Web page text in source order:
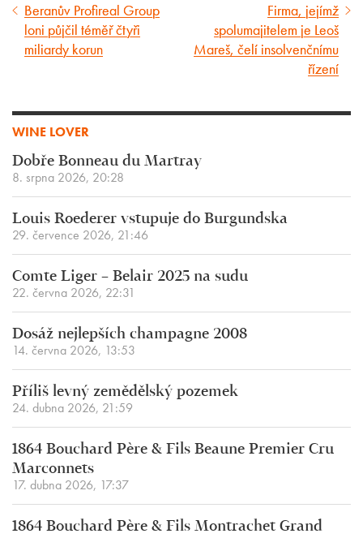
Předcházející
článek
Beranův Profireal Group
loni půjčil téměř čtyři
miliardy korun
Následující
článek
Firma, jejímž
spolumajitelem je Leoš
Mareš, čelí insolvenčnímu
řízení
WINE LOVER
Dobře Bonneau du Martray
8. srpna 2026, 20:28
Louis Roederer vstupuje do Burgundska
29. července 2026, 21:46
Comte Liger – Belair 2025 na sudu
22. června 2026, 22:31
Dosáž nejlepších champagne 2008
14. června 2026, 13:53
Příliš levný zemědělský pozemek
24. dubna 2026, 21:59
1864 Bouchard Père & Fils Beaune Premier Cru
Marconnets
17. dubna 2026, 17:37
1864 Bouchard Père & Fils Montrachet Grand